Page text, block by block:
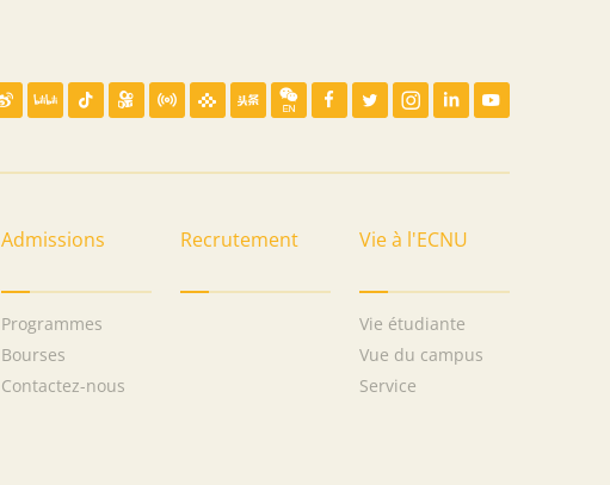
Admissions
Programmes
Bourses
Contactez-nous
Recrutement Vie à l'ECNU
Vie étudiante
Vue du campus
Service